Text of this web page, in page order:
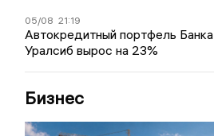
05/08 21:19
Автокредитный портфель Банка
Уралсиб вырос на 23%
Бизнес